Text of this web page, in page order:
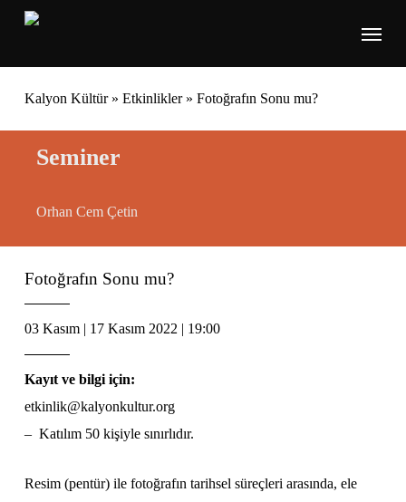
Skip
main
content
Menu
Kalyon Kültür» Etkinlikler» Fotoğrafın Sonu mu?
Seminer
Orhan Cem Çetin
Fotoğrafın Sonu mu?
03 Kasım | 17 Kasım 2022 | 19:00
Kayıt ve bilgi için:
etkinlik@kalyonkultur.org
– Katılım 50 kişiyle sınırlıdır.
Resim (pentür) ile fotoğrafın tarihsel süreçleri arasında, ele